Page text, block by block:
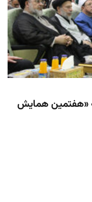
«هفتمین همایش